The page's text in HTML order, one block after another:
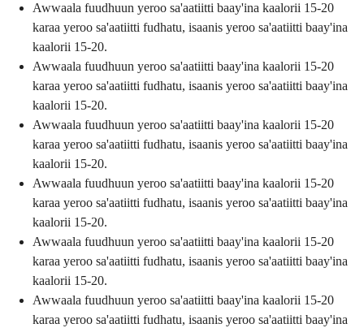
Awwaala fuudhuun yeroo sa'aatiitti baay'ina kaalorii 15-20
karaa yeroo sa'aatiitti fudhatu, isaanis yeroo sa'aatiitti baay'ina
kaalorii 15-20.
Awwaala fuudhuun yeroo sa'aatiitti baay'ina kaalorii 15-20
karaa yeroo sa'aatiitti fudhatu, isaanis yeroo sa'aatiitti baay'ina
kaalorii 15-20.
Awwaala fuudhuun yeroo sa'aatiitti baay'ina kaalorii 15-20
karaa yeroo sa'aatiitti fudhatu, isaanis yeroo sa'aatiitti baay'ina
kaalorii 15-20.
Awwaala fuudhuun yeroo sa'aatiitti baay'ina kaalorii 15-20
karaa yeroo sa'aatiitti fudhatu, isaanis yeroo sa'aatiitti baay'ina
kaalorii 15-20.
Awwaala fuudhuun yeroo sa'aatiitti baay'ina kaalorii 15-20
karaa yeroo sa'aatiitti fudhatu, isaanis yeroo sa'aatiitti baay'ina
kaalorii 15-20.
Awwaala fuudhuun yeroo sa'aatiitti baay'ina kaalorii 15-20
karaa yeroo sa'aatiitti fudhatu, isaanis yeroo sa'aatiitti baay'ina